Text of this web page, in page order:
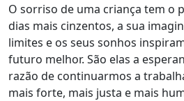
O sorriso de uma criança tem o
dias mais cinzentos, a sua
limites e os seus sonhos
futuro melhor. São elas a
razão de continuarmos a
mais forte, mais justa e mais